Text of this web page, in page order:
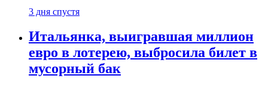
3 дня спустя
Итальянка, выигравшая миллион
евро в лотерею, выбросила билет в
мусорный бак